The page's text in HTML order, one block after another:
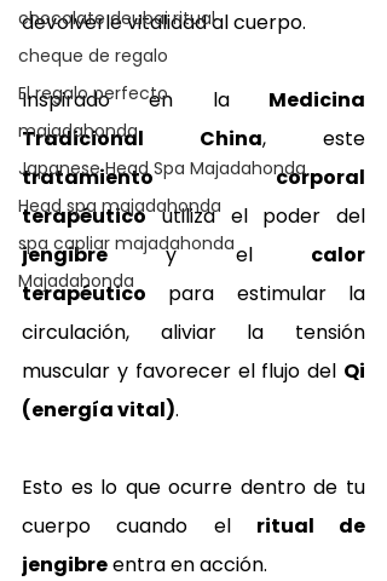
chocolate deubai ritual
cheque de regalo
El regalo perfecto
majadahonda
Japanese Head Spa Majadahonda
Head spa majadahonda
spa capliar majadahonda
Majadahonda
devolverle vitalidad al cuerpo.
Inspirado en la Medicina
Tradicional China
tratamiento corporal
terapéutico
jengibre y el calor
terapéutico para estimular la
circulación, aliviar la tensión
muscular y favorecer el flujo del Qi
(energía vital).
Esto es lo que ocurre dentro de tu
cuerpo cuando el ritual de
jengibre entra en acción.